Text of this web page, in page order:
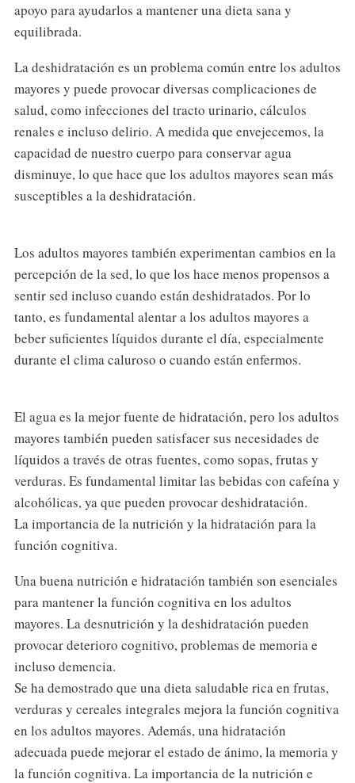
apoyo para ayudarlos a mantener una dieta sana y
equilibrada.
La deshidratación es un problema común entre los adultos
mayores y puede provocar diversas complicaciones de
salud, como infecciones del tracto urinario, cálculos
renales e incluso delirio. A medida que envejecemos, la
capacidad de nuestro cuerpo para conservar agua
disminuye, lo que hace que los adultos mayores sean más
susceptibles a la deshidratación.
Los adultos mayores también experimentan cambios en la
percepción de la sed, lo que los hace menos propensos a
sentir sed incluso cuando están deshidratados. Por lo
tanto, es fundamental alentar a los adultos mayores a
beber suficientes líquidos durante el día, especialmente
durante el clima caluroso o cuando están enfermos.
El agua es la mejor fuente de hidratación, pero los adultos
mayores también pueden satisfacer sus necesidades de
líquidos a través de otras fuentes, como sopas, frutas y
verduras. Es fundamental limitar las bebidas con cafeína y
alcohólicas, ya que pueden provocar deshidratación.
La importancia de la nutrición y la hidratación para la
función cognitiva.
Una buena nutrición e hidratación también son esenciales
para mantener la función cognitiva en los adultos
mayores. La desnutrición y la deshidratación pueden
provocar deterioro cognitivo, problemas de memoria e
incluso demencia.
Se ha demostrado que una dieta saludable rica en frutas,
verduras y cereales integrales mejora la función cognitiva
en los adultos mayores. Además, una hidratación
adecuada puede mejorar el estado de ánimo, la memoria y
la función cognitiva. La importancia de la nutrición e